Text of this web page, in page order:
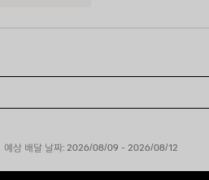
예상 배달 날짜: 2026/08/09 - 2026/08/12